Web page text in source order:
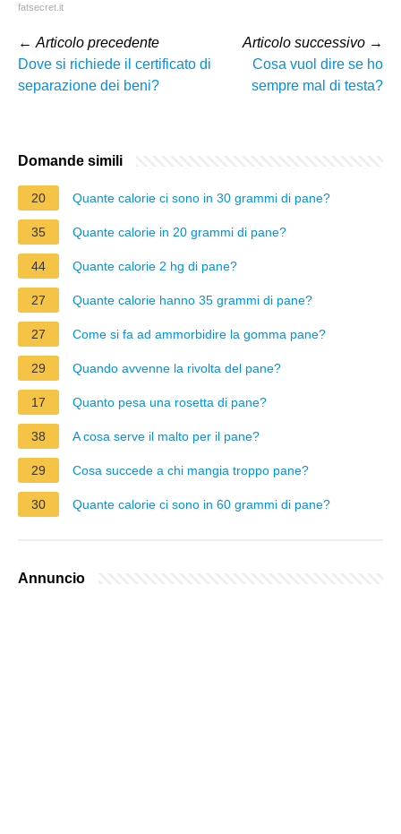
fatsecret.it
← Articolo precedente
Dove si richiede il certificato di
separazione dei beni?
Articolo successivo →
Cosa vuol dire se ho
sempre mal di testa?
Domande simili
20 Quante calorie ci sono in 30 grammi di pane?
35 Quante calorie in 20 grammi di pane?
44 Quante calorie 2 hg di pane?
27 Quante calorie hanno 35 grammi di pane?
27 Come si fa ad ammorbidire la gomma pane?
29 Quando avvenne la rivolta del pane?
17 Quanto pesa una rosetta di pane?
38 A cosa serve il malto per il pane?
29 Cosa succede a chi mangia troppo pane?
30 Quante calorie ci sono in 60 grammi di pane?
Annuncio